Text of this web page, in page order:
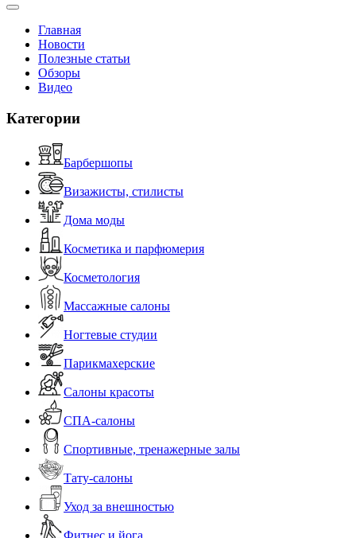
Главная
Новости
Полезные статьи
Обзоры
Видео
Категории
Барбершопы
Визажисты, стилисты
Дома моды
Косметика и парфюмерия
Косметология
Массажные салоны
Ногтевые студии
Парикмахерские
Салоны красоты
СПА-салоны
Спортивные, тренажерные залы
Тату-салоны
Уход за внешностью